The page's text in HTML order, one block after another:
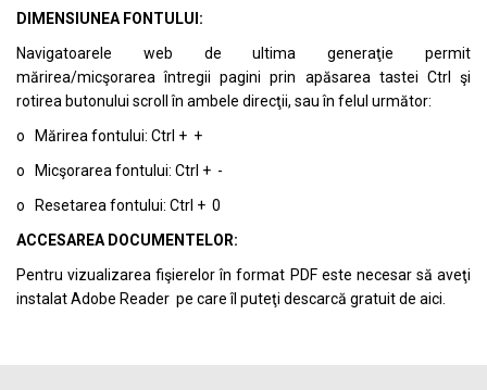
DIMENSIUNEA FONTULUI:
Navigatoarele web de ultima generaţie permit
mărirea/micşorarea întregii pagini prin apăsarea tastei Ctrl şi
rotirea butonului scroll în ambele direcţii, sau în felul următor:
o Mărirea fontului: Ctrl + +
o Micşorarea fontului: Ctrl + -
o Resetarea fontului: Ctrl + 0
ACCESAREA DOCUMENTELOR:
Pentru vizualizarea fişierelor în format PDF este necesar să aveţi
instalat Adobe Reader pe care îl puteţi descarcă gratuit de aici.